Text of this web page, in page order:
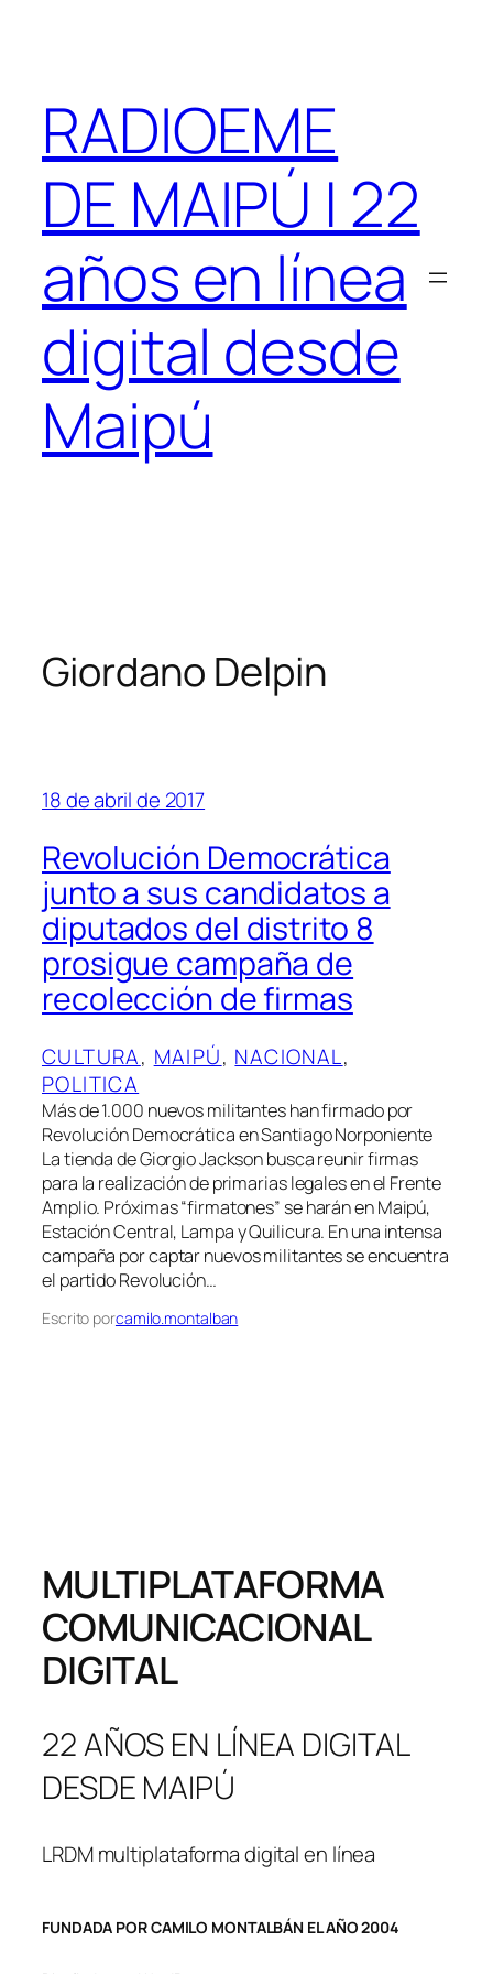
RADIOEME
DE MAIPÚ | 22
años en línea
digital desde
Maipú
Giordano Delpin
18 de abril de 2017
Revolución Democrática
junto a sus candidatos a
diputados del distrito 8
prosigue campaña de
recolección de firmas
CULTURA, MAIPÚ, NACIONAL
POLITICA
Más de 1.000 nuevos militantes han firmado por
Revolución Democrática en Santiago Norponiente
La tienda de Giorgio Jackson busca reunir firmas
para la realización de primarias legales en el Frente
Amplio. Próximas “firmatones” se harán en Maipú,
Estación Central, Lampa y Quilicura. En una intensa
campaña por captar nuevos militantes se encuentra
el partido Revolución…
Escrito porcamilo.montalban
MULTIPLATAFORMA
COMUNICACIONAL
DIGITAL
22 AÑOS EN LÍNEA DIGITAL
DESDE MAIPÚ
LRDM multiplataforma digital en línea
FUNDADA POR CAMILO MONTALBÁN EL AÑO 2004